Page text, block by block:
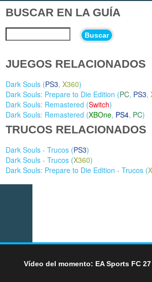
BUSCAR EN LA GUÍA
Buscar
JUEGOS RELACIONADOS
Dark Souls (PS3,X360)
Dark Souls: Prepare to Die Edition (PC, PS3,
Dark Souls: Remastered (Switch)
Dark Souls: Remastered (XBOne, PS4, PC)
TRUCOS RELACIONADOS
Dark Souls - Trucos (PS3)
Dark Souls - Trucos (X360)
Dark Souls: Prepare to Die Edition - Trucos (
Vídeo del momento: EA Sports FC